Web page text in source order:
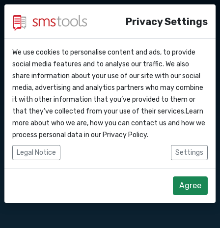
API Docs
Webhooks
Integrationen
Zapier
Warum smstools?
Blog
Service level agreement
Kontakt
Angebot anfordern
SMS Gateway API nach
Ukraine
Senden Sie SMS-Nachrichten über unsere
Angebot anfordern
Privacy Settings
We use cookies to personalise content and ads, to provide
social media features and to analyse our traffic. We also
share information about your use of our site with our social
media, advertising and analytics partners who may combine
it with other information that you’ve provided to them or
that they’ve collected from your use of their services.Learn
more about who we are, how you can contact us and how we
process personal data in our Privacy Policy.
Legal Notice Settings
Agree